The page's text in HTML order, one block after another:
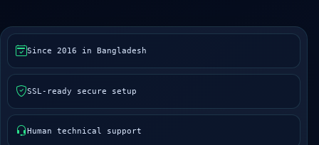
Since 2016 in Bangladesh
SSL-ready secure setup
Human technical support